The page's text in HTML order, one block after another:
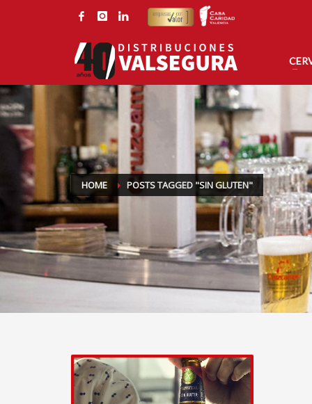
CONTACTE CON DISTRIBUCIONES VALSEGURA
valsegura@valsegura.com
HOME POSTS TAGGED "SIN GLUTEN"